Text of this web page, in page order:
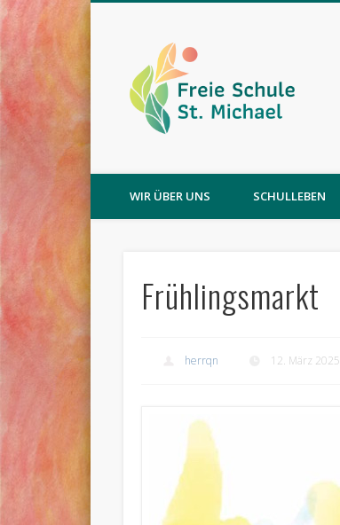
WIR ÜBER UNS SCHULLEBEN
Frühlingsmarkt
herrqn 12. März 2025